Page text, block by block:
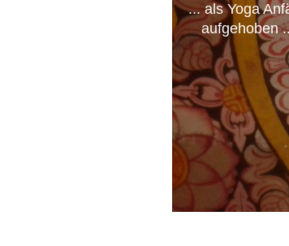
... als Yoga
aufgehoben